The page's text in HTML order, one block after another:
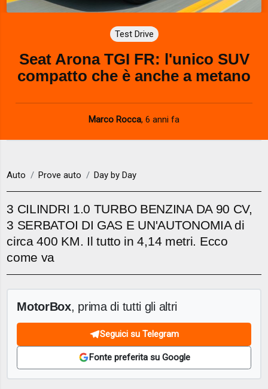
Test Drive
Seat Arona TGI FR: l'unico SUV
compatto che è anche a metano
Marco Rocca, 6 anni fa
Auto Prove auto Day by Day
3 CILINDRI 1.0 TURBO BENZINA DA 90 CV,
3 SERBATOI DI GAS E UN'AUTONOMIA di
circa 400 KM. Il tutto in 4,14 metri. Ecco
come va
MotorBox, prima di tutti gli altri
Seguici su Telegram
Fonte preferita su Google